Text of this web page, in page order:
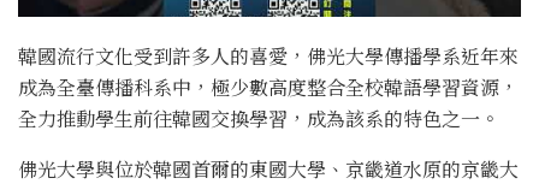
韓國流行文化受到許多人的喜愛，佛光大學傳播學系近年來
成為全臺傳播科系中，極少數高度整合全校韓語學習資源，
全力推動學生前往韓國交換學習，成為該系的特色之一。
佛光大學與位於韓國首爾的東國大學、京畿道水原的京畿大